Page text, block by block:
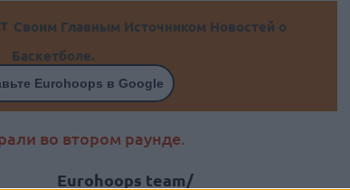
Своим Главным Источником Новостей о
Баскетболе.
Eurohoops в Google
во втором раунде.
Eurohoops team/